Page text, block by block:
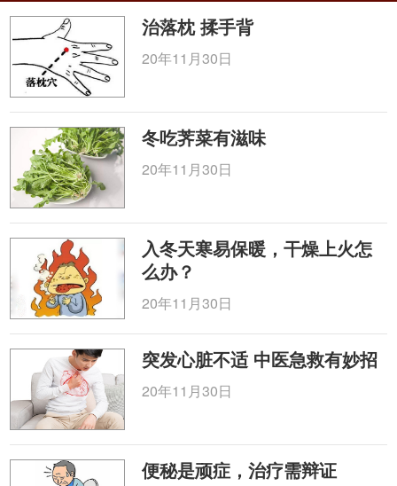
治落枕 揉手背
20年11月30日
冬吃荠菜有滋味
20年11月30日
入冬天寒易保暖，干燥上火怎
么办？
20年11月30日
突发心脏不适 中医急救有妙招
20年11月30日
便秘是顽症，治疗需辩证